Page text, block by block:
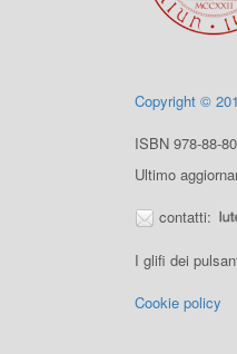
Copyright ©
ISBN 978-88-
Ultimo
contatti:
I glifi dei
Cookie policy